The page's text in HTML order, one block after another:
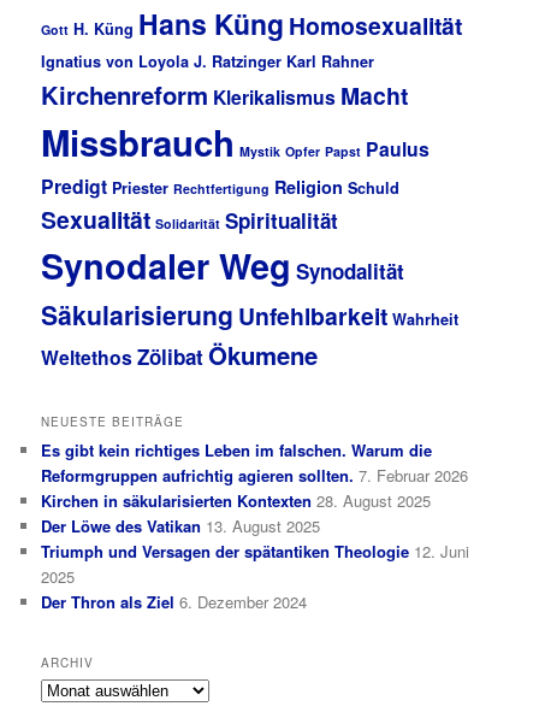
Gott H. Küng Hans Küng Homosexualität
Ignatius von Loyola J. Ratzinger Karl Rahner
Kirchenreform Klerikalismus Macht
Missbrauch Mystik Opfer Papst Paulus
Predigt Priester Rechtfertigung Religion Schuld
Sexualität Solidarität Spiritualität
Synodaler Weg Synodalität
Säkularisierung Unfehlbarkeit Wahrheit
WeltethosZölibatÖkumene
NEUESTE BEITRÄGE
Es gibt kein richtiges Leben im falschen. Warum die
Reformgruppen aufrichtig agieren sollten. 7. Februar 2026
Kirchen in säkularisierten Kontexten 28. August 2025
Der Löwe des Vatikan 13. August 2025
Triumph und Versagen der spätantiken Theologie 12. Juni
2025
Der Thron als Ziel 6. Dezember 2024
ARCHIV
Archiv